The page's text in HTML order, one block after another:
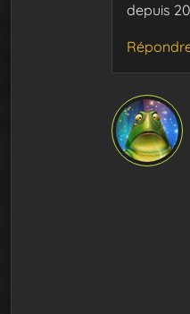
depuis